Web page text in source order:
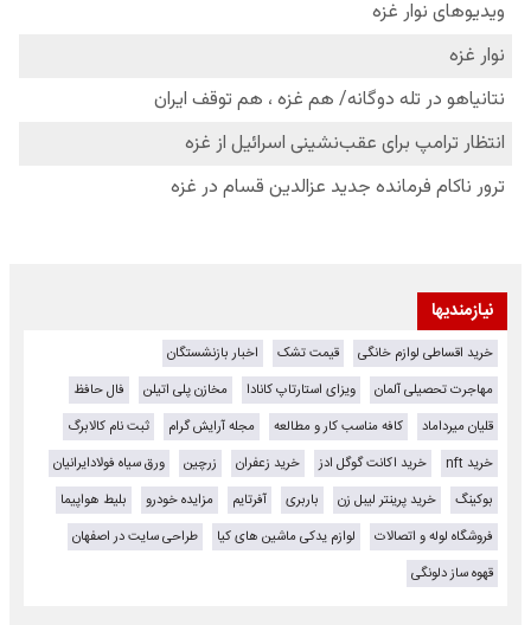
نیازمندیها
خرید اقساطی لوازم خانگی قیمت تشک
اخبار بازنشستگان
مهاجرت تحصیلی آلمان
ویزای استارتاپ کانادا مخازن پلی اتیلن
فال حافظ
قلیان میرداماد
کافه مناسب کار و مطالعه مجله آرایش گرام
ثبت نام کالابرگ
خرید nft
خرید اکانت گوگل ادز خرید زعفران زرچین
ورق سیاه فولادایرانیان
بوکینگ
خرید پرینتر لیبل زن باربری آفرتایم مزایده خودرو
بلیط هواپیما
فروشگاه لوله و اتصالات
لوازم یدکی ماشین های کیا
طراحی سایت در اصفهان
قهوه ساز دلونگی